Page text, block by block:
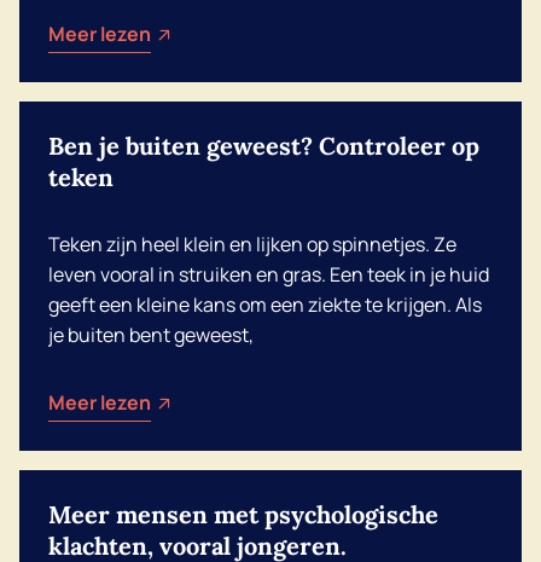
Meer lezen
Ben je buiten geweest? Controleer op
teken
Teken zijn heel klein en lijken op spinnetjes. Ze
leven vooral in struiken en gras. Een teek in je huid
geeft een kleine kans om een ziekte te krijgen. Als
je buiten bent geweest,
Meer lezen
Meer mensen met psychologische
klachten, vooral jongeren.